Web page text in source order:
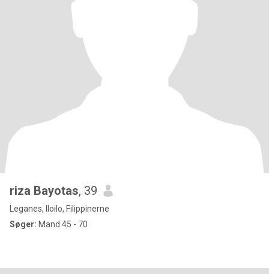
riza Bayotas, 39
Leganes, Iloilo, Filippinerne
Søger: Mand 45 - 70